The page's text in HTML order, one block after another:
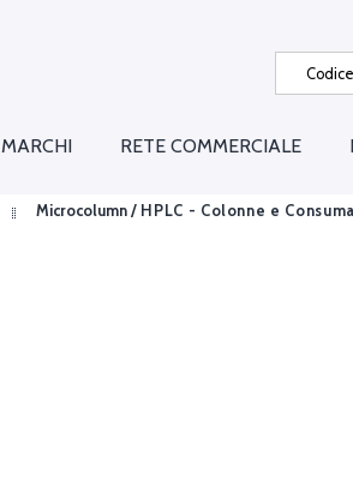
MARCHI RETE COMMERCIALE
Microcolumn / HPLC - Colonne e